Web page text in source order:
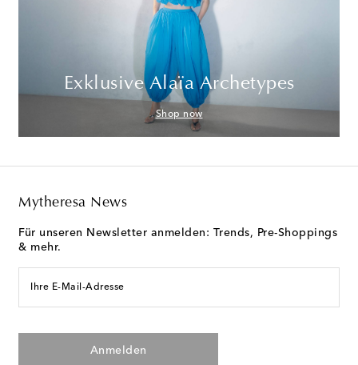
Exklusive Alaïa Archetypes
Shop now
Mytheresa News
Für unseren Newsletter anmelden: Trends, Pre-Shoppings
& mehr.
Ihre E-Mail-Adresse
Anmelden